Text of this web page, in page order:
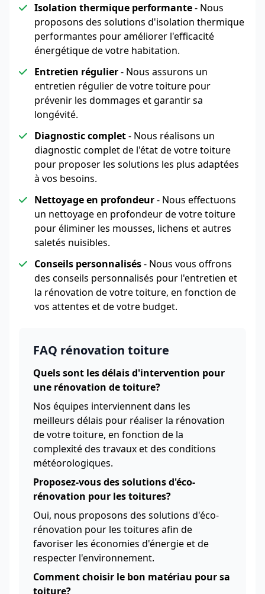
Isolation thermique performante- Nous
proposons des solutions d'isolation thermique
performantes pour améliorer l'efficacité
énergétique de votre habitation.
Entretien régulier- Nous assurons un
entretien régulier de votre toiture pour
prévenir les dommages et garantir sa
longévité.
Diagnostic complet- Nous réalisons un
diagnostic complet de l'état de votre toiture
pour proposer les solutions les plus adaptées
à vos besoins.
Nettoyage en profondeur- Nous effectuons
un nettoyage en profondeur de votre toiture
pour éliminer les mousses, lichens et autres
saletés nuisibles.
Conseils personnalisés- Nous vous offrons
des conseils personnalisés pour l'entretien et
la rénovation de votre toiture, en fonction de
vos attentes et de votre budget.
FAQ rénovation toiture
Quels sont les délais d'intervention pour
une rénovation de toiture?
Nos équipes interviennent dans les
meilleurs délais pour réaliser la rénovation
de votre toiture, en fonction de la
complexité des travaux et des conditions
météorologiques.
Proposez-vous des solutions d'éco-
rénovation pour les toitures?
Oui, nous proposons des solutions d'éco-
rénovation pour les toitures afin de
favoriser les économies d'énergie et de
respecter l'environnement.
Comment choisir le bon matériau pour sa
toiture?